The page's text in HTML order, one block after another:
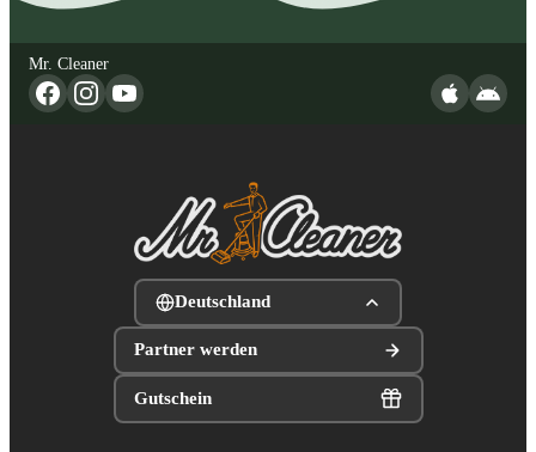
Mr. Cleaner
Deutschland
Partner werden
Gutschein